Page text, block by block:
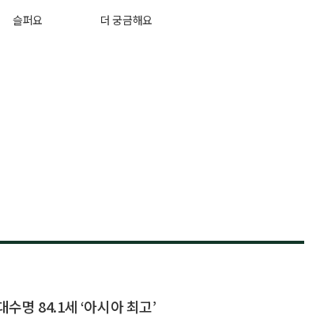
슬퍼요 더 궁금해요
명 84.1세 ‘아시아 최고’